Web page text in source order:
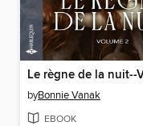
byBonnie Vanak
EBOOK